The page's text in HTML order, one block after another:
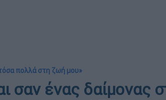
πολλά στη ζωή μου»
σαν ένας δαίμονας